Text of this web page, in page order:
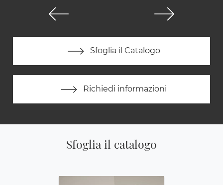
Sfoglia il Catalogo
Richiedi informazioni
Sfoglia il catalogo